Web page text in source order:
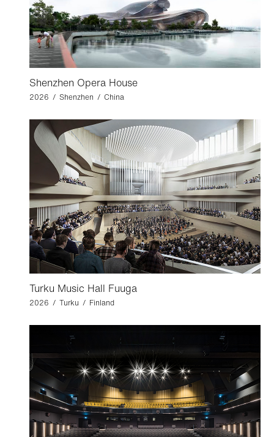
Shenzhen Opera House
2026 / Shenzhen / China
Turku Music Hall Fuuga
2026 / Turku / Finland